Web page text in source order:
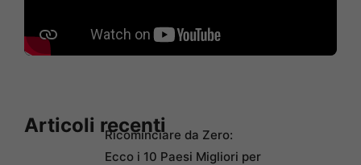
Articoli recentiRicominciare da Zero:
Ecco i 10 Paesi Migliori per